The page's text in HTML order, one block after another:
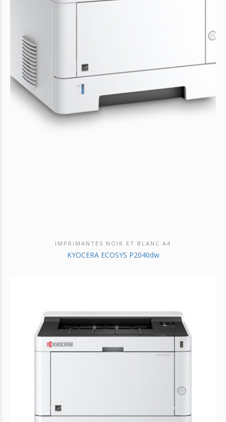
DÉCOUVRIR CE PRODUIT
IMPRIMANTES NOIR ET BLANC A4
KYOCERA ECOSYS P2040dw